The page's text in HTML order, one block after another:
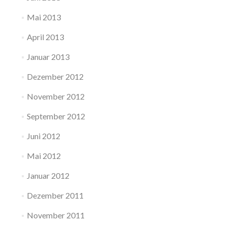
Mai 2013
April 2013
Januar 2013
Dezember 2012
November 2012
September 2012
Juni 2012
Mai 2012
Januar 2012
Dezember 2011
November 2011